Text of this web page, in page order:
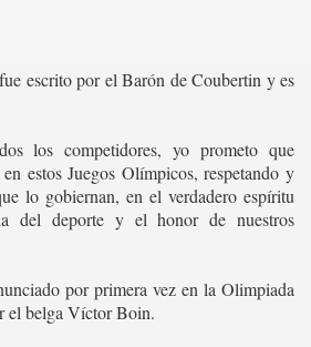
escrito por el Barón de Coubertin y es
los competidores, yo prometo que
estos Juegos Olímpicos, respetando y
lo gobiernan, en el verdadero espíritu
del deporte y el honor de nuestros
por primera vez en la Olimpiada
el belga Víctor Boin.